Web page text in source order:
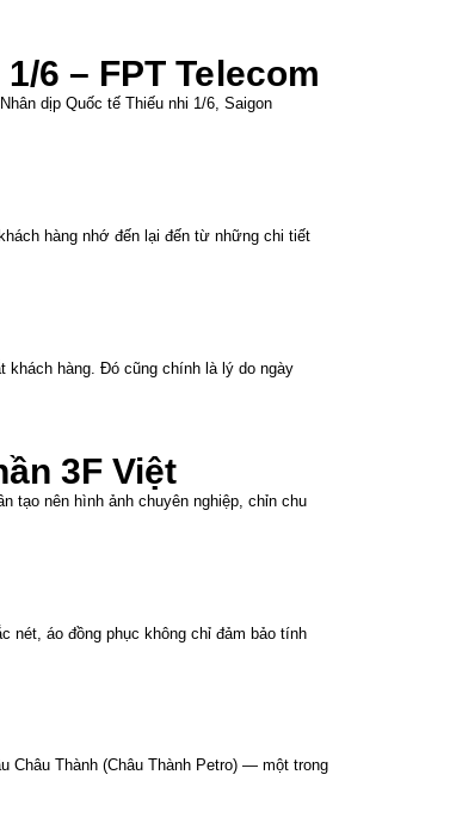
6 – FPT Telecom
dịp Quốc tế Thiếu nhi 1/6, Saigon
hàng nhớ đến lại đến từ những chi tiết
khách hàng. Đó cũng chính là lý do ngày
3F Việt
tạo nên hình ảnh chuyên nghiệp, chỉn chu
nét, áo đồng phục không chỉ đảm bảo tính
Châu Thành (Châu Thành Petro) — một trong